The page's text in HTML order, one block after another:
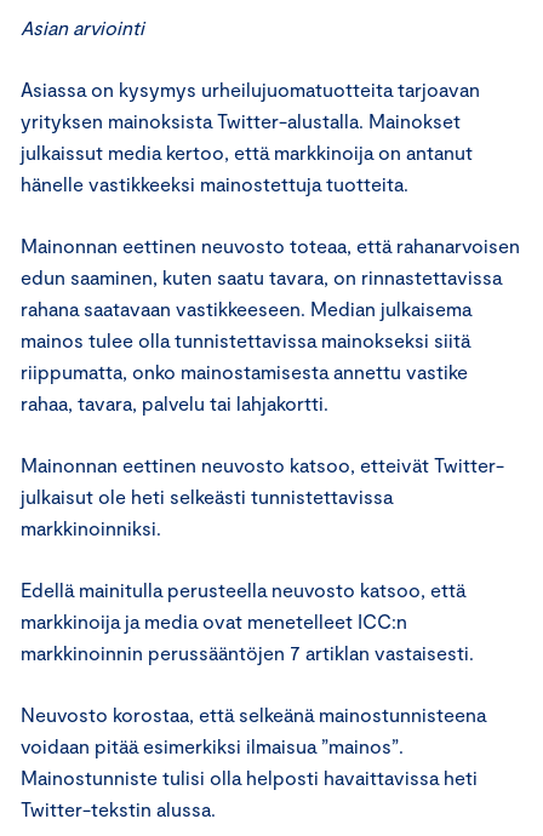
Asian arviointi
Asiassa on kysymys urheilujuomatuotteita tarjoavan
yrityksen mainoksista Twitter-alustalla. Mainokset
julkaissut media kertoo, että markkinoija on antanut
hänelle vastikkeeksi mainostettuja tuotteita.
Mainonnan eettinen neuvosto toteaa, että rahanarvoisen
edun saaminen, kuten saatu tavara, on rinnastettavissa
rahana saatavaan vastikkeeseen. Median julkaisema
mainos tulee olla tunnistettavissa mainokseksi siitä
riippumatta, onko mainostamisesta annettu vastike
rahaa, tavara, palvelu tai lahjakortti.
Mainonnan eettinen neuvosto katsoo, etteivät Twitter-
julkaisut ole heti selkeästi tunnistettavissa
markkinoinniksi.
Edellä mainitulla perusteella neuvosto katsoo, että
markkinoija ja media ovat menetelleet ICC:n
markkinoinnin perussääntöjen 7 artiklan vastaisesti.
Neuvosto korostaa, että selkeänä mainostunnisteena
voidaan pitää esimerkiksi ilmaisua ”mainos”.
Mainostunniste tulisi olla helposti havaittavissa heti
Twitter-tekstin alussa.